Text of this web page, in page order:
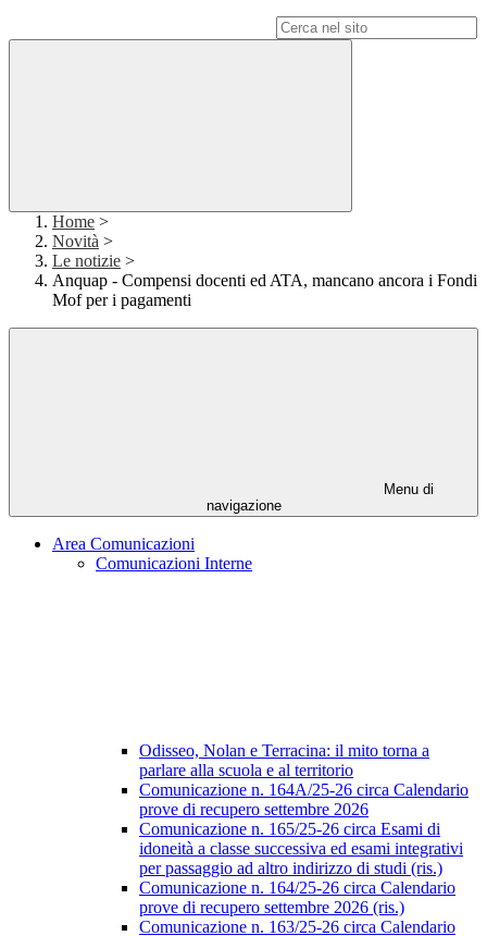
Home >
Novità >
Le notizie >
Anquap - Compensi docenti ed ATA, mancano ancora i Fondi
Mof per i pagamenti
Menu di
navigazione
Area Comunicazioni
Comunicazioni Interne
Odisseo, Nolan e Terracina: il mito torna a
parlare alla scuola e al territorio
Comunicazione n. 164A/25-26 circa Calendario
prove di recupero settembre 2026
Comunicazione n. 165/25-26 circa Esami di
idoneità a classe successiva ed esami integrativi
per passaggio ad altro indirizzo di studi (ris.)
Comunicazione n. 164/25-26 circa Calendario
prove di recupero settembre 2026 (ris.)
Comunicazione n. 163/25-26 circa Calendario